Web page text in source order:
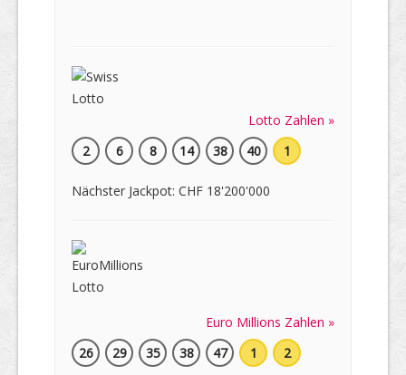
Lotto Zahlen »
2
6 8 14 38 40 1
Nächster Jackpot: CHF 18'200'000
Euro Millions Zahlen »
26
29 35 38 47 1 2